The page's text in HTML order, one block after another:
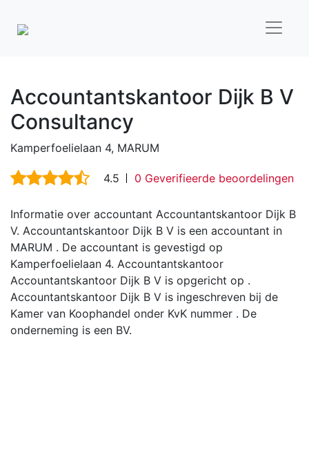
Accountantskantoor Dijk B V
Consultancy
Kamperfoelielaan 4, MARUM
4.5 0 Geverifieerde beoordelingen
Informatie over accountant Accountantskantoor Dijk B
V. Accountantskantoor Dijk B V is een accountant in
MARUM . De accountant is gevestigd op
Kamperfoelielaan 4. Accountantskantoor
Accountantskantoor Dijk B V is opgericht op .
Accountantskantoor Dijk B V is ingeschreven bij de
Kamer van Koophandel onder KvK nummer . De
onderneming is een BV.